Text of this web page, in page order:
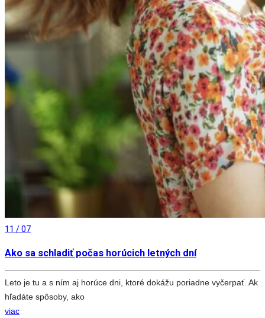
11 / 07
Ako sa schladiť počas horúcich letných dní
Leto je tu a s ním aj horúce dni, ktoré dokážu poriadne vyčerpať. Ak
hľadáte spôsoby, ako
viac